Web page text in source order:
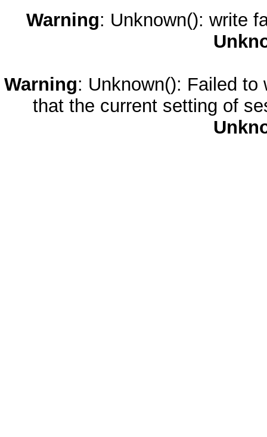
Warning: Unknown(): write
Warning: Unknown(): Failed
that the current setting of